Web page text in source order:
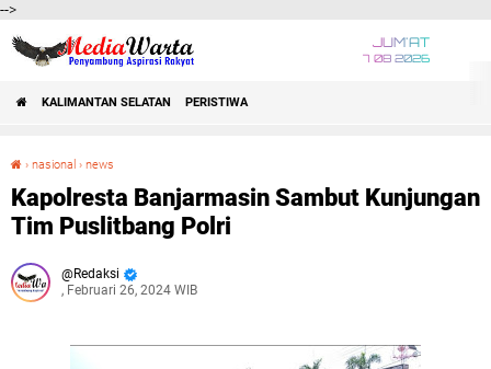
-->
JUM'AT
7 08 2026
KALIMANTAN SELATAN PERISTIWA
› nasional › news
Kapolresta Banjarmasin Sambut Kunjungan
Tim Puslitbang Polri
Redaksi
, Februari 26, 2024 WIB